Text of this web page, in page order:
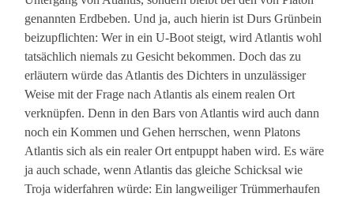
genannten Erdbeben. Und ja, auch hierin ist Durs Grünbein
beizupflichten: Wer in ein U-Boot steigt, wird Atlantis wohl
tatsächlich niemals zu Gesicht bekommen. Doch das zu
erläutern würde das Atlantis des Dichters in unzulässiger
Weise mit der Frage nach Atlantis als einem realen Ort
verknüpfen. Denn in den Bars von Atlantis wird auch dann
noch ein Kommen und Gehen herrschen, wenn Platons
Atlantis sich als ein realer Ort entpuppt haben wird. Es wäre
ja auch schade, wenn Atlantis das gleiche Schicksal wie
Troja widerfahren würde: Ein langweiliger Trümmerhaufen